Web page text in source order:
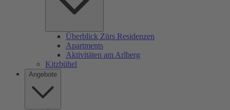
Überblick Zürs Residenzen
Apartments
Aktivitäten am Arlberg
Kitzbühel
Angebote